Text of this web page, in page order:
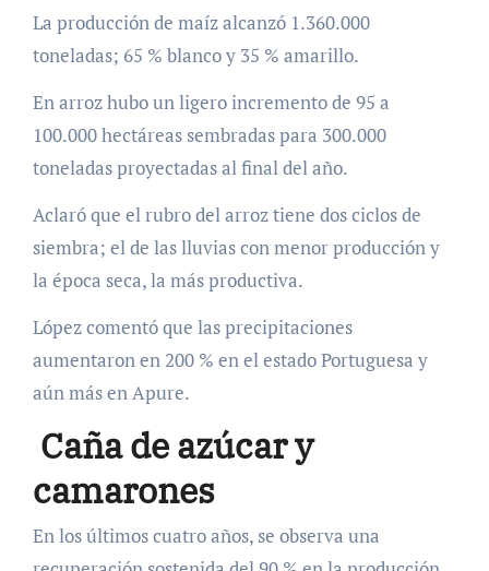
La producción de maíz alcanzó 1.360.000
toneladas; 65 % blanco y 35 % amarillo.
En arroz hubo un ligero incremento de 95 a
100.000 hectáreas sembradas para 300.000
toneladas proyectadas al final del año.
Aclaró que el rubro del arroz tiene dos ciclos de
siembra; el de las lluvias con menor producción y
la época seca, la más productiva.
López comentó que las precipitaciones
aumentaron en 200 % en el estado Portuguesa y
aún más en Apure.
Caña de azúcar y
camarones
En los últimos cuatro años, se observa una